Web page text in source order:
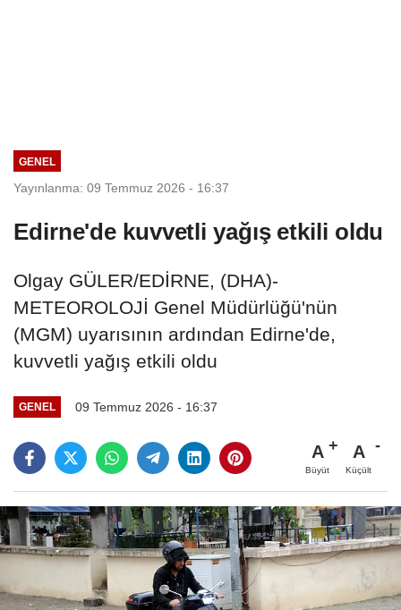
GENEL
Yayınlanma: 09 Temmuz 2026 - 16:37
Edirne'de kuvvetli yağış etkili oldu
Olgay GÜLER/EDİRNE, (DHA)-
METEOROLOJİ Genel Müdürlüğü'nün
(MGM) uyarısının ardından Edirne'de,
kuvvetli yağış etkili oldu
GENEL 09 Temmuz 2026 - 16:37
A
Büyüt
A
Küçült